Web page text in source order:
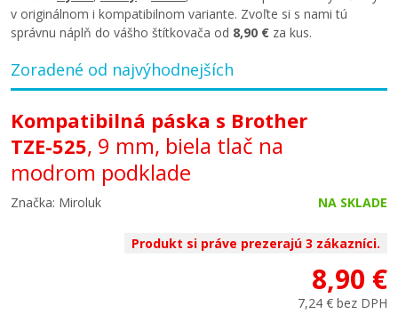
v originálnom i kompatibilnom variante. Zvoľte si s nami tú
správnu náplň do vášho štítkovača od 8,90 € za kus.
Zoradené od najvýhodnejších
Kompatibilná páska s Brother
TZE-525, 9 mm, biela tlač na
modrom podklade
Značka: Miroluk NA SKLADE
Produkt si práve prezerajú 3 zákazníci.
8,90 €
7,24 € bez DPH